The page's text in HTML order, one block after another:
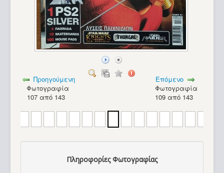
Προηγούμενη
Φωτογραφία
107 από 143
Επόμενο
Φωτογραφία
109 από 143
Πληροφορίες Φωτογραφίας